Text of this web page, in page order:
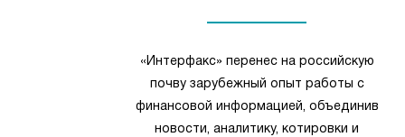
«Интерфакс» перенес на российскую
почву зарубежный опыт работы с
финансовой информацией, объединив
новости, аналитику, котировки и